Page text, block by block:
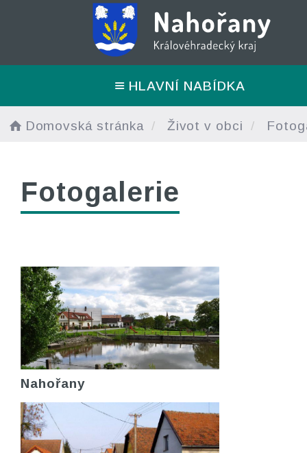
HLAVNÍ NABÍDKA
Domovská stránka Život v obci
Fotogalerie
Nahořany